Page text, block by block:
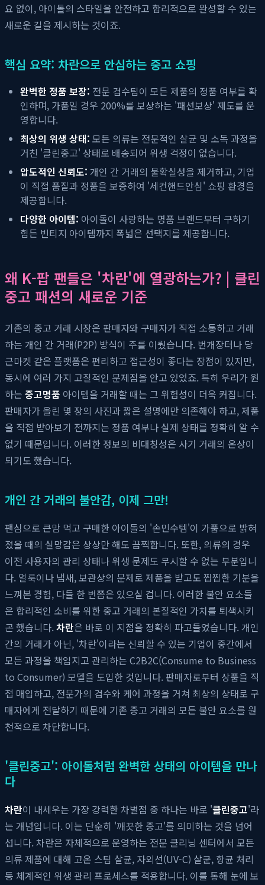
요 없이, 아이돌의 스타일을 안전하고 합리적으로 완성할 수 있는
새로운 길을 제시하는 것이죠.
핵심 요약: 차란으로 안심하는 중고 쇼핑
완벽한 정품 보장: 전문 검수팀이 모든 제품의 정품 여부를 확
인하며, 가품일 경우 200%를 보상하는 '패션보상' 제도를 운
영합니다.
최상의 위생 상태: 모든 의류는 전문적인 살균 및 소독 과정을
거친 '클린중고' 상태로 배송되어 위생 걱정이 없습니다.
압도적인 신뢰도: 개인 간 거래의 불확실성을 제거하고, 기업
이 직접 품질과 정품을 보증하여 '세컨핸드안심' 쇼핑 환경을
제공합니다.
다양한 아이템: 아이돌이 사랑하는 명품 브랜드부터 구하기
힘든 빈티지 아이템까지 폭넓은 선택지를 제공합니다.
왜 K-팝 팬들은 '차란'에 열광하는가? | 클린
중고 패션의 새로운 기준
기존의 중고 거래 시장은 판매자와 구매자가 직접 소통하고 거래
하는 개인 간 거래(P2P) 방식이 주를 이뤘습니다. 번개장터나 당
근마켓 같은 플랫폼은 편리하고 접근성이 좋다는 장점이 있지만,
동시에 여러 가지 고질적인 문제점을 안고 있었죠. 특히 우리가 원
하는 중고명품 아이템을 거래할 때는 그 위험성이 더욱 커집니다.
판매자가 올린 몇 장의 사진과 짧은 설명에만 의존해야 하고, 제품
을 직접 받아보기 전까지는 정품 여부나 실제 상태를 정확히 알 수
없기 때문입니다. 이러한 정보의 비대칭성은 사기 거래의 온상이
되기도 했습니다.
개인 간 거래의 불안감, 이제 그만!
팬심으로 큰맘 먹고 구매한 아이돌의 '손민수템'이 가품으로 밝혀
졌을 때의 실망감은 상상만 해도 끔찍합니다. 또한, 의류의 경우
이전 사용자의 관리 상태나 위생 문제도 무시할 수 없는 부분입니
다. 얼룩이나 냄새, 보관상의 문제로 제품을 받고도 찝찝한 기분을
느껴본 경험, 다들 한 번쯤은 있으실 겁니다. 이러한 불안 요소들
은 합리적인 소비를 위한 중고 거래의 본질적인 가치를 퇴색시키
곤 했습니다.차란은 바로 이 지점을 정확히 파고들었습니다. 개인
간의 거래가 아닌, '차란'이라는 신뢰할 수 있는 기업이 중간에서
모든 과정을 책임지고 관리하는 C2B2C(Consume to Business
to Consumer) 모델을 도입한 것입니다. 판매자로부터 상품을 직
접 매입하고, 전문가의 검수와 케어 과정을 거쳐 최상의 상태로 구
매자에게 전달하기 때문에 기존 중고 거래의 모든 불안 요소를 원
천적으로 차단합니다.
'클린중고': 아이돌처럼 완벽한 상태의 아이템을 만나
다
차란이 내세우는 가장 강력한 차별점 중 하나는 바로 '클린중고'라
는 개념입니다. 이는 단순히 '깨끗한 중고'를 의미하는 것을 넘어
섭니다. 차란은 자체적으로 운영하는 전문 클리닝 센터에서 모든
의류 제품에 대해 고온 스팀 살균, 자외선(UV-C) 살균, 항균 처리
등 체계적인 위생 관리 프로세스를 적용합니다. 이를 통해 눈에 보